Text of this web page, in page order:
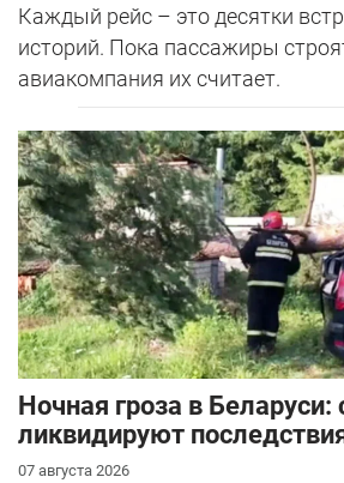
Каждый рейс – это десятки
историй. Пока пассажиры
авиакомпания их считает.
Ночная гроза в Беларуси:
ликвидируют
07 августа 2026